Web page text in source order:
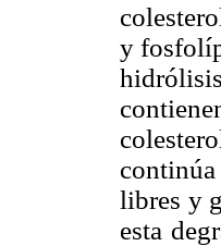
y
libres y
esta